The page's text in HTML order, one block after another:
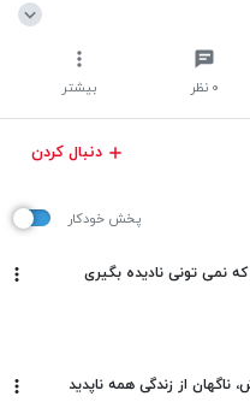
۰ نظر بیشتر
دنبال کردن
پخش خودکار
ناگهان از زندگی همه ناپدید